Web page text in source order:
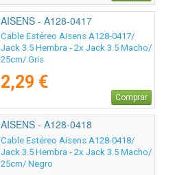
AISENS - A128-0417
Cable Estéreo Aisens A128-0417/
Jack 3.5 Hembra - 2x Jack 3.5 Macho/
25cm/ Gris
2,29 €
Comprar
AISENS - A128-0418
Cable Estéreo Aisens A128-0418/
Jack 3.5 Hembra - 2x Jack 3.5 Macho/
25cm/ Negro